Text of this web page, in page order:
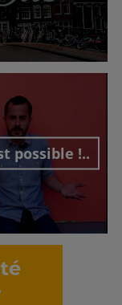
possible !..